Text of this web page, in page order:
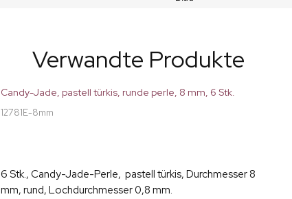
Verwandte Produkte
Candy-Jade, pastell türkis, runde perle, 8 mm, 6 Stk.
12781E-8mm
6 Stk., Candy-Jade-Perle, pastell türkis, Durchmesser 8
mm, rund, Lochdurchmesser 0,8 mm.